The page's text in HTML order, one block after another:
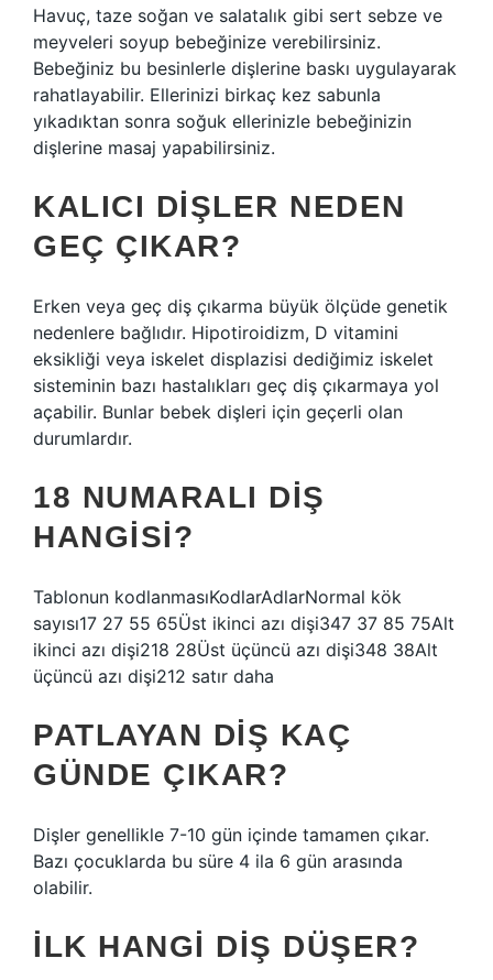
Havuç, taze soğan ve salatalık gibi sert sebze ve
meyveleri soyup bebeğinize verebilirsiniz.
Bebeğiniz bu besinlerle dişlerine baskı uygulayarak
rahatlayabilir. Ellerinizi birkaç kez sabunla
yıkadıktan sonra soğuk ellerinizle bebeğinizin
dişlerine masaj yapabilirsiniz.
KALICI DIŞLER NEDEN
GEÇ ÇIKAR?
Erken veya geç diş çıkarma büyük ölçüde genetik
nedenlere bağlıdır. Hipotiroidizm, D vitamini
eksikliği veya iskelet displazisi dediğimiz iskelet
sisteminin bazı hastalıkları geç diş çıkarmaya yol
açabilir. Bunlar bebek dişleri için geçerli olan
durumlardır.
18 NUMARALI DIŞ
HANGISI?
Tablonun kodlanmasıKodlarAdlarNormal kök
sayısı17 27 55 65Üst ikinci azı dişi347 37 85 75Alt
ikinci azı dişi218 28Üst üçüncü azı dişi348 38Alt
üçüncü azı dişi212 satır daha
PATLAYAN DIŞ KAÇ
GÜNDE ÇIKAR?
Dişler genellikle 7-10 gün içinde tamamen çıkar.
Bazı çocuklarda bu süre 4 ila 6 gün arasında
olabilir.
İLK HANGI DIŞ DÜŞER?